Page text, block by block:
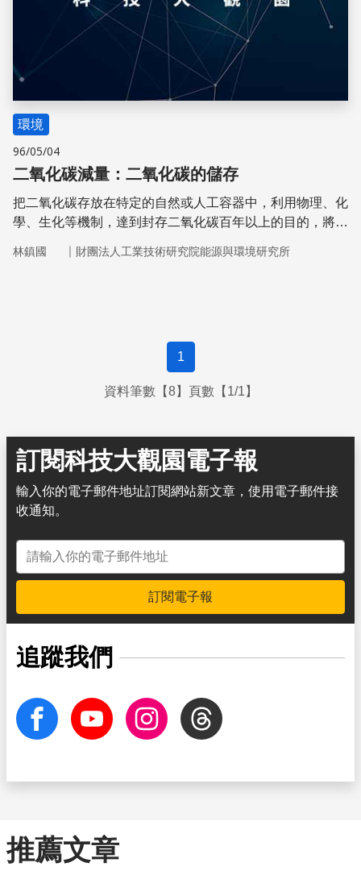
環境
96/05/04
二氧化碳減量：二氧化碳的儲存
把二氧化碳存放在特定的自然或人工容器中，利用物理、化
學、生化等機制，達到封存二氧化碳百年以上的目的，將有
林鎮國 ｜ 財團法人工業技術研究院能源與環境研究所
1
資料筆數【8】頁數【1/1】
訂閱科技大觀園電子報
輸入你的電子郵件地址訂閱網站新文章，使用電子郵件接
收通知。
電子郵件地址
訂閱電子報
追蹤我們
facebook Youtube InstagramThreads
推薦文章